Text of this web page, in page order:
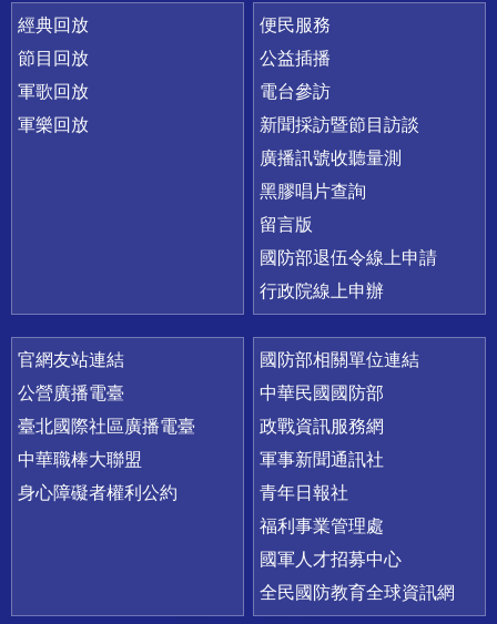
經典回放
節目回放
軍歌回放
軍樂回放
便民服務
公益插播
電台參訪
新聞採訪暨節目訪談
廣播訊號收聽量測
黑膠唱片查詢
留言版
國防部退伍令線上申請
行政院線上申辦
官網友站連結
公營廣播電臺
臺北國際社區廣播電臺
中華職棒大聯盟
身心障礙者權利公約
國防部相關單位連結
中華民國國防部
政戰資訊服務網
軍事新聞通訊社
青年日報社
福利事業管理處
國軍人才招募中心
全民國防教育全球資訊網